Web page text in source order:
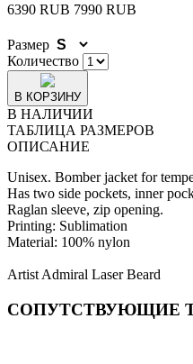
6390 RUB 7990 RUB
Размер
Количество
В КОРЗИНУ
В НАЛИЧИИ
ТАБЛИЦА РАЗМЕРОВ
ОПИСАНИЕ
Unisex. Bomber jacket for
Has two side pockets, inner
Raglan sleeve, zip opening.
Printing: Sublimation
Material: 100% nylon
Artist Admiral Laser Beard
СОПУТСТВУЮЩИЕ